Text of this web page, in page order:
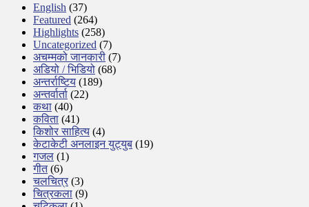
English (37)
Featured (264)
Highlights (258)
Uncategorized (7)
अचम्मको जानकारी (7)
अडियो / भिडियो (68)
अन्तर्राष्टिय (189)
अन्तर्वार्ता (22)
कथा (40)
कविता (41)
किशोर साहित्य (4)
केटाकेटी अनलाइन युट्युब (19)
गजल (1)
गीत(6)
चलचित्र (3)
चित्रकला (9)